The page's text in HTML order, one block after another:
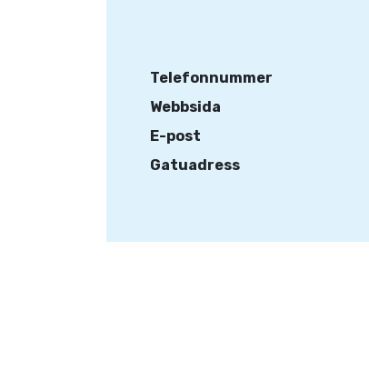
Telefonnummer
Webbsida
E-post
Gatuadress